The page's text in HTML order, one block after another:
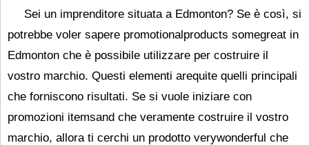
Sei un imprenditore situata a Edmonton? Se è così, si
potrebbe voler sapere promotionalproducts somegreat in
Edmonton che è possibile utilizzare per costruire il
vostro marchio. Questi elementi arequite quelli principali
che forniscono risultati. Se si vuole iniziare con
promozioni itemsand che veramente costruire il vostro
marchio, allora ti cerchi un prodotto verywonderful che